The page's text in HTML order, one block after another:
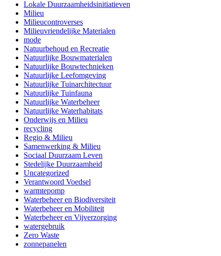
Lokale Duurzaamheidsinitiatieven
Milieu
Milieucontroverses
Milieuvriendelijke Materialen
mode
Natuurbehoud en Recreatie
Natuurlijke Bouwmaterialen
Natuurlijke Bouwtechnieken
Natuurlijke Leefomgeving
Natuurlijke Tuinarchitectuur
Natuurlijke Tuinfauna
Natuurlijke Waterbeheer
Natuurlijke Waterhabitats
Onderwijs en Milieu
recycling
Regio & Milieu
Samenwerking & Milieu
Sociaal Duurzaam Leven
Stedelijke Duurzaamheid
Uncategorized
Verantwoord Voedsel
warmtepomp
Waterbeheer en Biodiversiteit
Waterbeheer en Mobiliteit
Waterbeheer en Vijverzorging
watergebruik
Zero Waste
zonnepanelen